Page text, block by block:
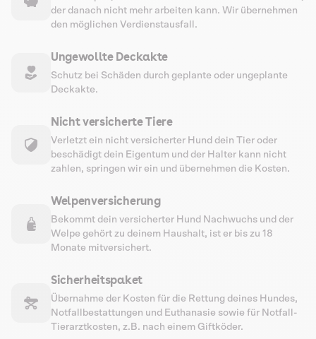
der danach nicht mehr arbeiten kann. Wir übernehmen
den möglichen Verdienstausfall.
Ungewollte Deckakte
Schutz bei Schäden durch geplante oder ungeplante
Deckakte.
Nicht versicherte Tiere
Verletzt ein nicht versicherter Hund dein Tier oder
beschädigt dein Eigentum und der Halter kann nicht
zahlen, springen wir ein und übernehmen die Kosten.
Welpenversicherung
Bekommt dein versicherter Hund Nachwuchs und der
Welpe gehört zu deinem Haushalt, ist er bis zu 18
Monate mitversichert.
Sicherheitspaket
Übernahme der Kosten für die Rettung deines Hundes,
Notfallbestattungen und Euthanasie sowie für Notfall-
Tierarztkosten, z.B. nach einem Giftköder.